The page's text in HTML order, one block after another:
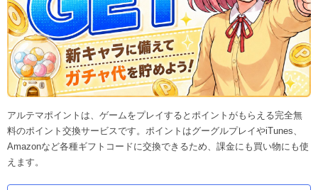
アルテマポイントは、ゲームをプレイするとポイントがもらえる完全無
料のポイント交換サービスです。ポイントはグーグルプレイやiTunes、
Amazonなど各種ギフトコードに交換できるため、課金にも買い物にも使
えます。